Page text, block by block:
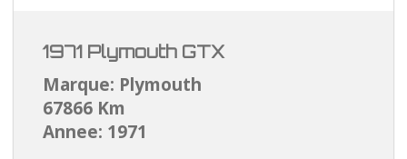
1971 Plymouth GTX
Marque: Plymouth
67866 Km
Annee: 1971